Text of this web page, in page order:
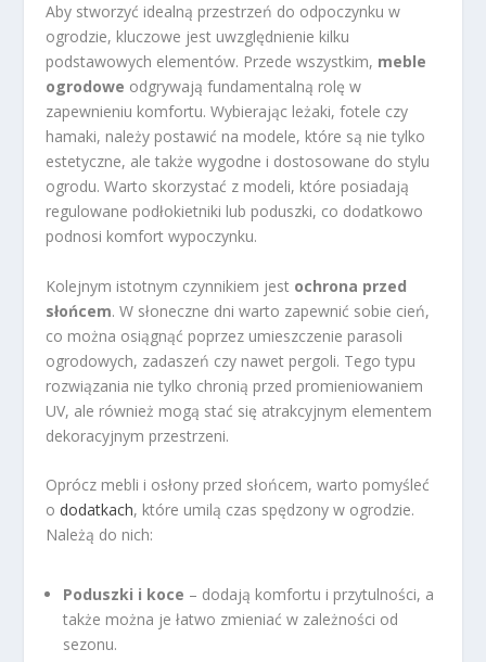
Aby stworzyć idealną przestrzeń do odpoczynku w
ogrodzie, kluczowe jest uwzględnienie kilku
podstawowych elementów. Przede wszystkim, meble
ogrodowe odgrywają fundamentalną rolę w
zapewnieniu komfortu. Wybierając leżaki, fotele czy
hamaki, należy postawić na modele, które są nie tylko
estetyczne, ale także wygodne i dostosowane do stylu
ogrodu. Warto skorzystać z modeli, które posiadają
regulowane podłokietniki lub poduszki, co dodatkowo
podnosi komfort wypoczynku.
Kolejnym istotnym czynnikiem jest ochrona przed
słońcem. W słoneczne dni warto zapewnić sobie cień,
co można osiągnąć poprzez umieszczenie parasoli
ogrodowych, zadaszeń czy nawet pergoli. Tego typu
rozwiązania nie tylko chronią przed promieniowaniem
UV, ale również mogą stać się atrakcyjnym elementem
dekoracyjnym przestrzeni.
Oprócz mebli i osłony przed słońcem, warto pomyśleć
o dodatkach, które umilą czas spędzony w ogrodzie.
Należą do nich:
Poduszki i koce – dodają komfortu i przytulności, a
także można je łatwo zmieniać w zależności od
sezonu.